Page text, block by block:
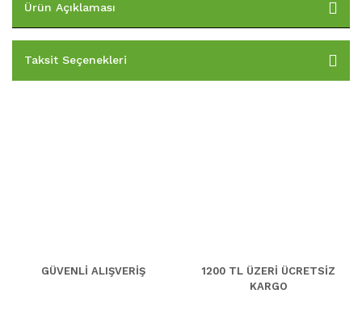
Ürün Açıklaması
Taksit Seçenekleri
GÜVENLİ ALIŞVERİŞ
1200 TL ÜZERİ ÜCRETSİZ
KARGO